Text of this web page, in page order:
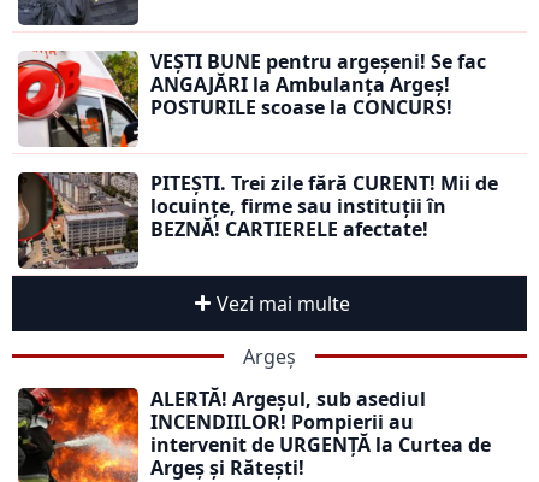
VEȘTI BUNE pentru argeșeni! Se fac
ANGAJĂRI la Ambulanța Argeș!
POSTURILE scoase la CONCURS!
PITEȘTI. Trei zile fără CURENT! Mii de
locuințe, firme sau instituții în
BEZNĂ! CARTIERELE afectate!
Vezi mai multe
Argeș
ALERTĂ! Argeșul, sub asediul
INCENDIILOR! Pompierii au
intervenit de URGENȚĂ la Curtea de
Argeș și Rătești!